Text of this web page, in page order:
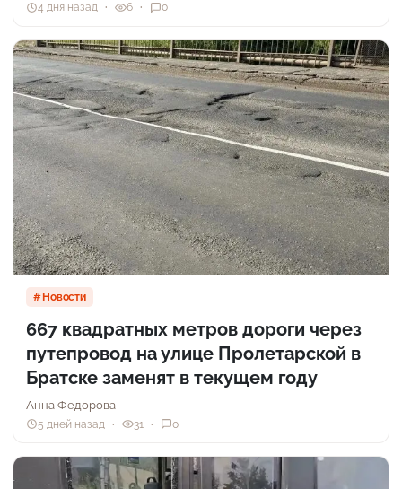
4 дня назад 6 0
Новости
667 квадратных метров дороги через
путепровод на улице Пролетарской в
Братске заменят в текущем году
Анна Федорова
5 дней назад 31 0